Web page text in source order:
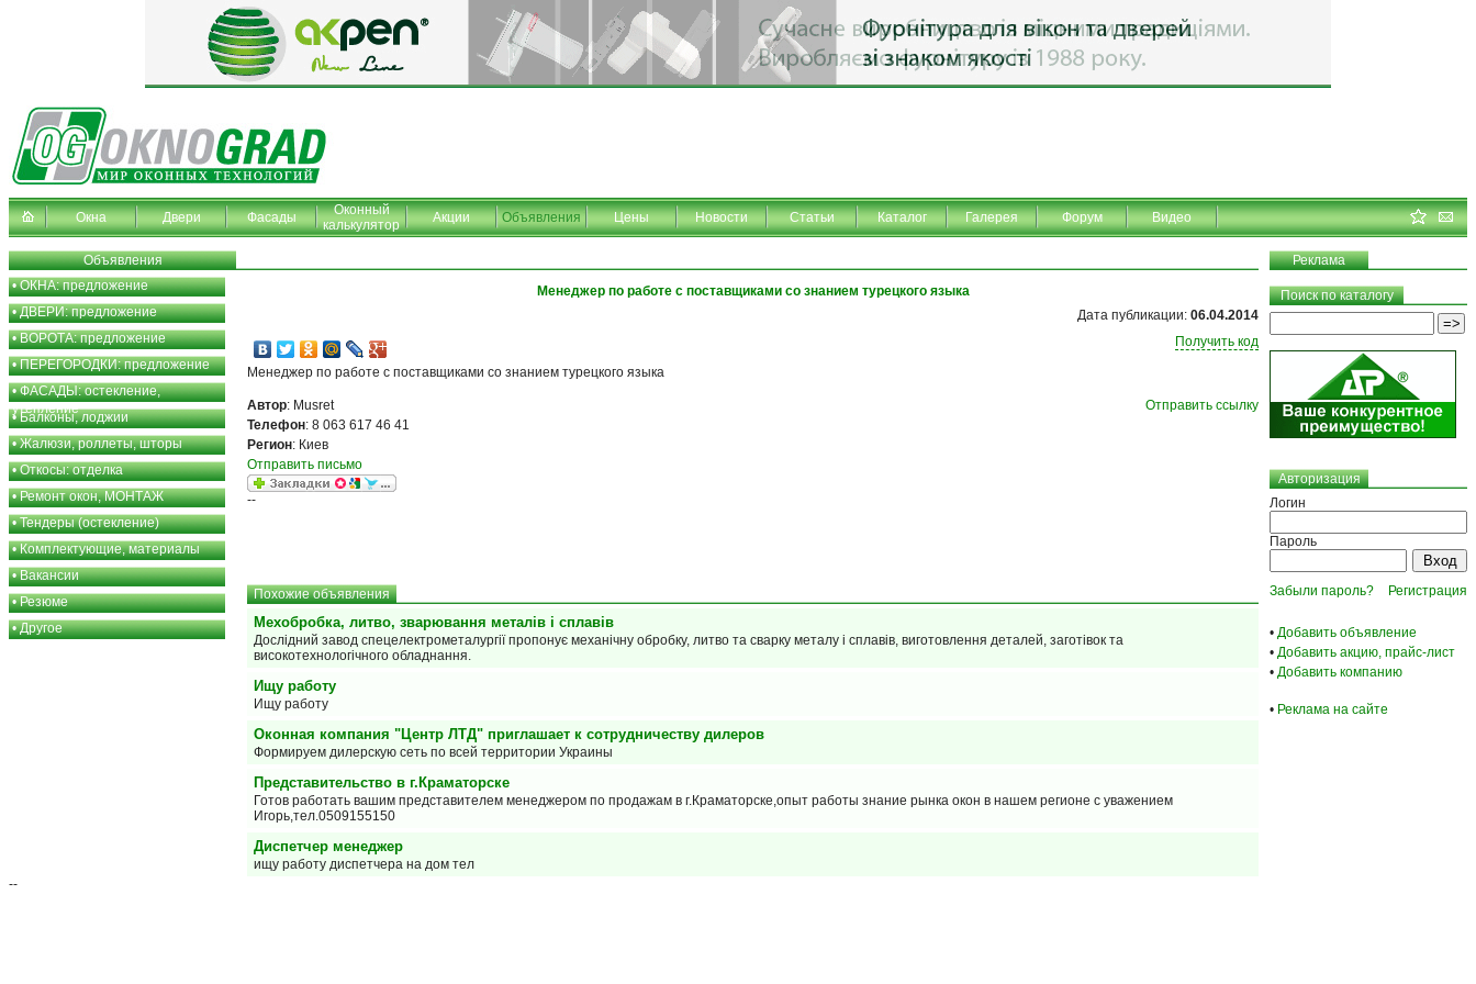
Окна Двери Фасады
Оконный
калькулятор
Акции Объявления Цены Новости Статьи Каталог Галерея Форум Видео
Объявления
Реклама
•ОКНА: предложение
•ДВЕРИ: предложение
•ВОРОТА: предложение
•ПЕРЕГОРОДКИ: предложение
•ФАСАДЫ: остекление,
утепление
•Балконы, лоджии
•Жалюзи, роллеты, шторы
•Откосы: отделка
•Ремонт окон, МОНТАЖ
•Тендеры (остекление)
•Комплектующие, материалы
•Вакансии
•Резюме
•Другое
Менеджер по работе с поставщиками со знанием турецкого языка
Дата публикации: 06.04.2014
Получить код
Менеджер по работе с поставщиками со знанием турецкого языка
Автор: Musret
Телефон: 8 063 617 46 41
Регион: Киев
Отправить письмо
Отправить ссылку
--
Похожие объявления
Мехобробка, литво, зварювання металів і сплавів
Дослідний завод спецелектрометалургії пропонує механічну обробку, литво та сварку металу і сплавів, виготовлення деталей, заготівок та
високотехнологічного обладнання.
Ищу работу
Ищу работу
Оконная компания "Центр ЛТД" приглашает к сотрудничеству дилеров
Формируем дилерскую сеть по всей территории Украины
Представительство в г.Краматорске
Готов работать вашим представителем менеджером по продажам в г.Краматорске,опыт работы знание рынка окон в нашем регионе с уважением
Игорь,тел.0509155150
Диспетчер менеджер
ищу работу диспетчера на дом тел
Поиск по каталогу
Авторизация
Логин
Пароль
Забыли пароль? Регистрация
• Добавить объявление
• Добавить акцию, прайс-лист
• Добавить компанию
• Реклама на сайте
--